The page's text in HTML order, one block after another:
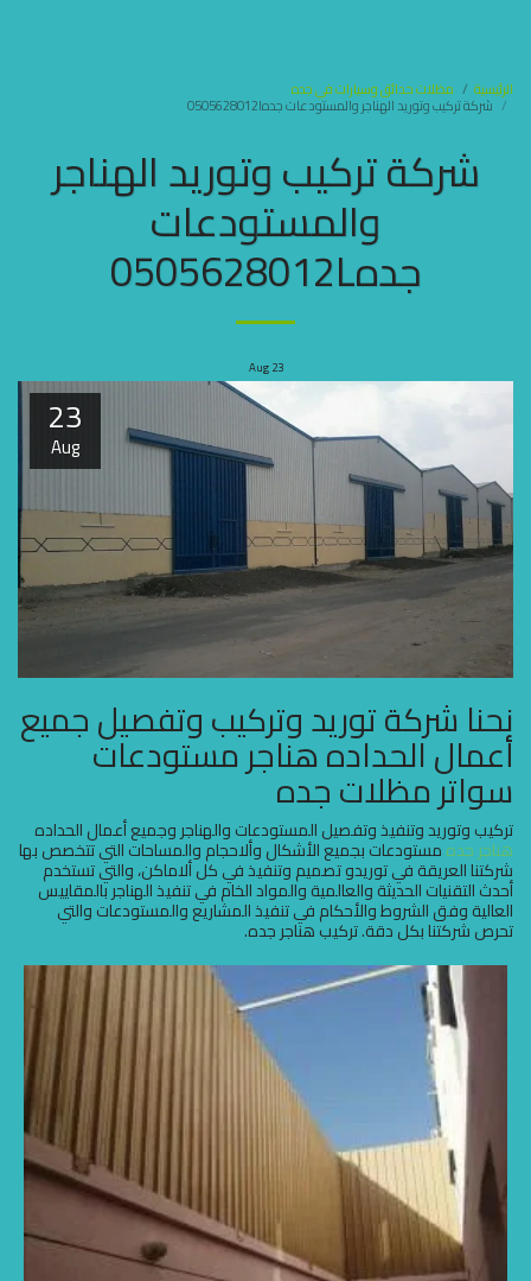
الرئيسية مظلات حدائق وسيارات في جده
شركة تركيب وتوريد الهناجر والمستودعات جده0505628012l
شركة تركيب وتوريد الهناجر
والمستودعات
جده0505628012L
Aug
23
Aug
نحنا شركة توريد وتركيب وتفصيل جميع
أعمال الحداده هناجر مستودعات
سواتر مظلات جده
تركيب وتوريد وتنفيذ وتفصيل المستودعات والهناجر وجميع أعمال الحداده
هناجر جدهمستودعات بجميع الأشكال وألاحجام والمساحات التي تتخصص بها
شركتنا العريقة في توريدو تصميم وتنفيذ في كل ألاماكن، والتي تستخدم
أحدث التقنيات الحديثة والعالمية والمواد الخام في تنفيذ الهناجر بالمقاييس
العالية وفق الشروط والأحكام في تنفيذ المشاريع والمستودعات والتي
تحرص شركتنا بكل دقة. تركيب هناجر جده.